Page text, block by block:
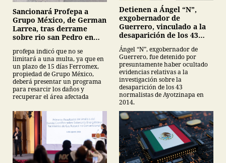
Sancionará Profepa a
Grupo México, de German
Larrea, tras derrame
sobre rio san Pedro en
profepa indicó que no se
limitará a una multa, ya que en
un plazo de 15 días Ferromex,
propiedad de Grupo México,
deberá presentar un programa
para resarcir los daños y
recuperar el área afectada
Detienen a Ángel “N”,
exgobernador de
Guerrero, vinculado a la
desaparición de los 43
normalistas de
Ayotzinapa
Ángel “N”, exgobernador de
Guerrero, fue detenido por
presuntamente haber ocultado
evidencias relativas a la
investigación sobre la
desaparición de los 43
normalistas de Ayotzinapa en
2014.